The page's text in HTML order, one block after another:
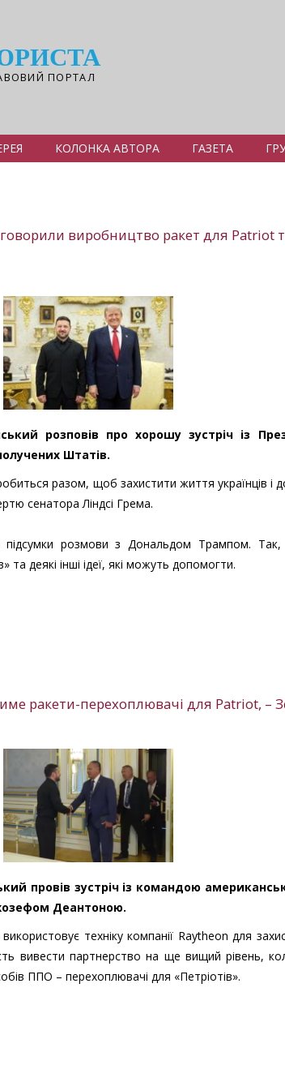
ПОРТАЛ
КОЛОНКА АВТОРА ГАЗЕТА
виробництво ракет для Patriot
розповів про хорошу зустріч із
Штатів.
разом, щоб захистити життя українців і
сенатора Ліндсі Грема.
розмови з Дональдом Трампом. Так,
деякі інші ідеї, які можуть допомогти.
ракети-перехоплювачі для Patriot, –
провів зустріч із командою
Деантоною.
техніку компанії Raytheon для
вивести партнерство на ще вищий рівень,
ППО – перехоплювачі для «Петріотів».